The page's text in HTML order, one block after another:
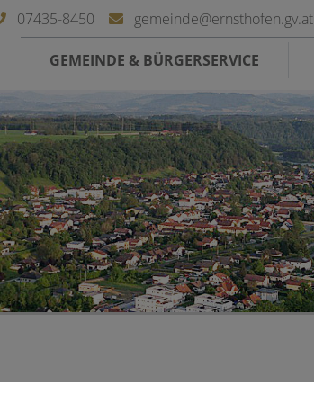
07435-8450 gemeinde@ernsthofen.gv.at
GEMEINDE & BÜRGERSERVICE